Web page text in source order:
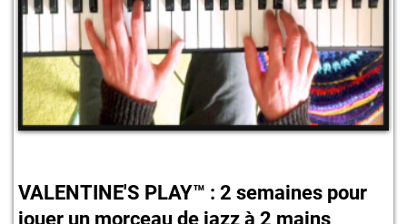
VALENTINE'S PLAY™ : 2 semaines pour
jouer un morceau de jazz à 2 mains